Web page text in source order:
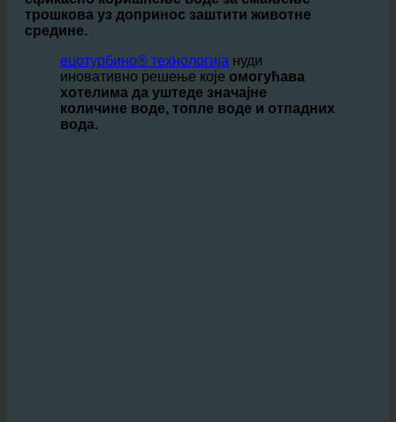
Уугоститељство, где су дневно потребне велике
количине воде, оператери се суочавају са изазовом
ефикасно коришћење воде за смањење
трошкова уз допринос заштити животне
средине.
ецотурбино® технологијануди
иновативно решење којеомогућава
хотелима да уштеде значајне